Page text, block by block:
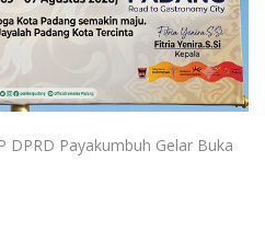
DPRD Payakumbuh Gelar Buka